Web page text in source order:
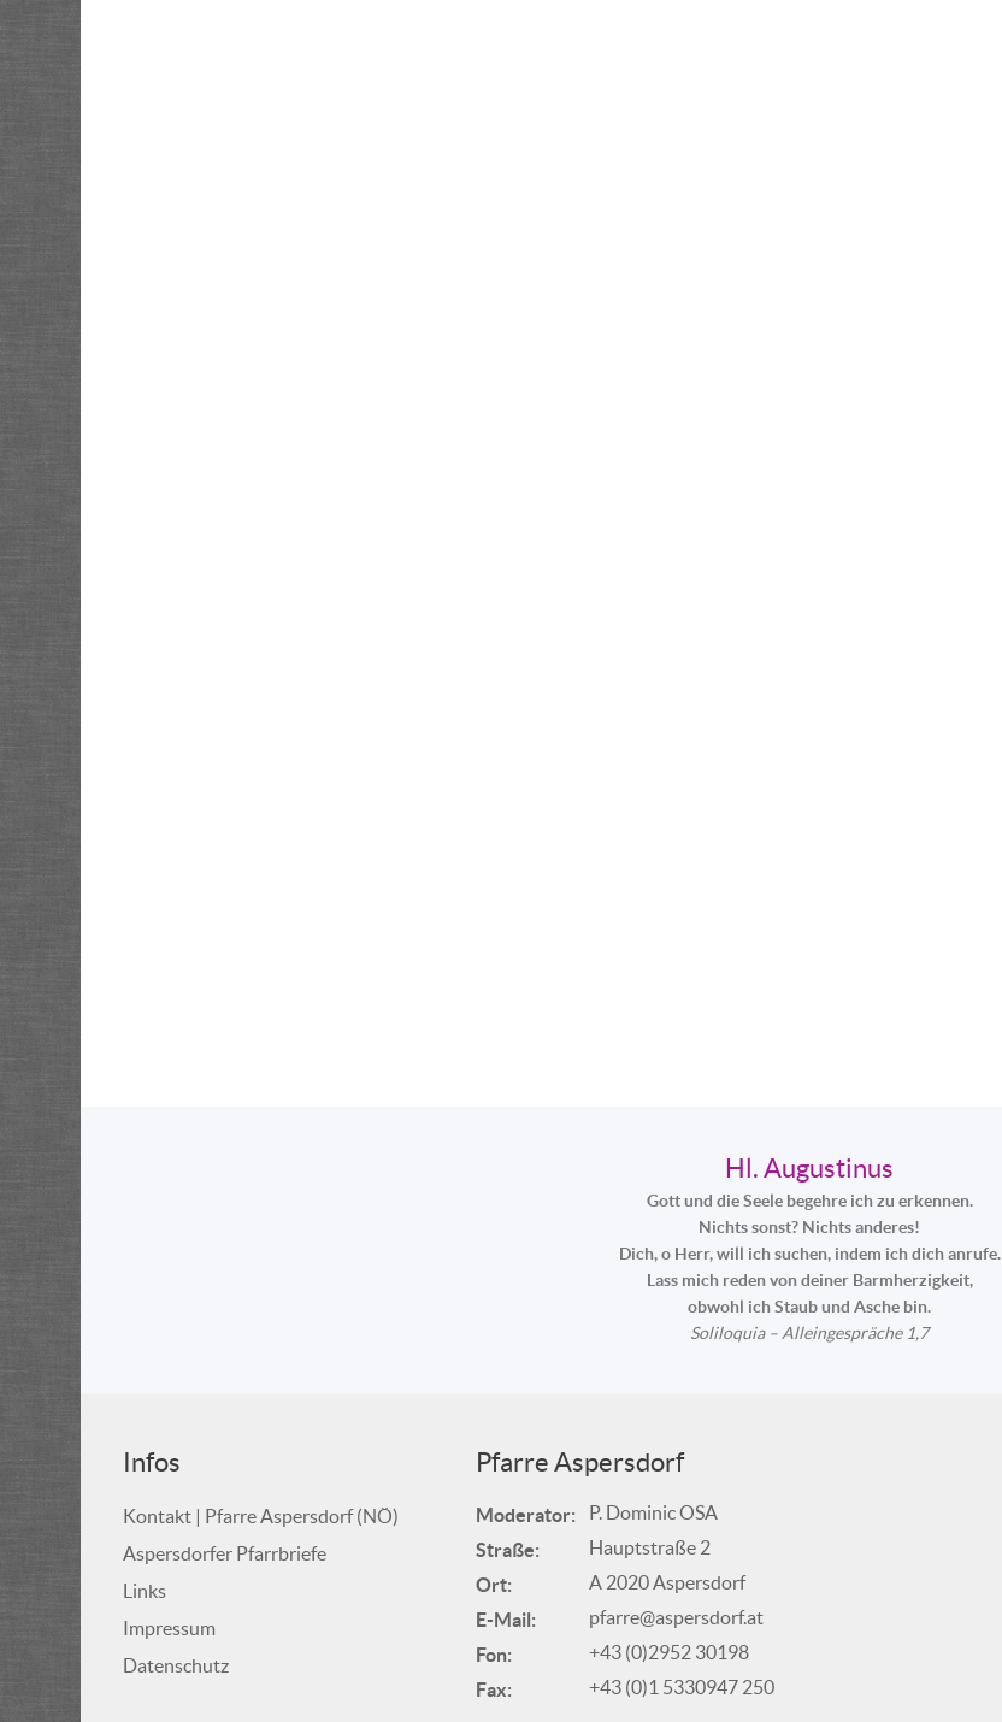
Hl. Augustinus
Gott und die Seele begehre ich zu erkennen.
Nichts sonst? Nichts anderes!
Dich, o Herr, will ich suchen, indem ich dich anrufe.
Lass mich reden von deiner Barmherzigkeit,
obwohl ich Staub und Asche bin.
Soliloquia – Alleingespräche 1,7
Infos
Kontakt | Pfarre Aspersdorf (NÖ)
Aspersdorfer Pfarrbriefe
Links
Impressum
Datenschutz
Pfarre Aspersdorf
Moderator:
P. Dominic OSA
Straße:
Hauptstraße 2
Ort:
A 2020 Aspersdorf
E-Mail:
pfarre@aspersdorf.at
Fon:
+43 (0)2952 30198
Fax:
+43 (0)1 5330947 250